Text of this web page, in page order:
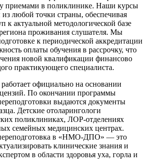
приемами в поликлинике. Наши курсы
любой точки страны, обеспечивая
к актуальной методологической базе
проживания слушателя. Мы
к периодической аккредитации
оплаты обучения в рассрочку, что
новой квалификации финансово
практикующего специалиста.
официально на основании
По окончании программы
выдаются документы
Детские отоларингологи
поликлиниках, ЛОР-отделениях
семейных медицинских центрах.
в «НМО-ДПО» — это
клинические знания и
в области здоровья уха, горла и